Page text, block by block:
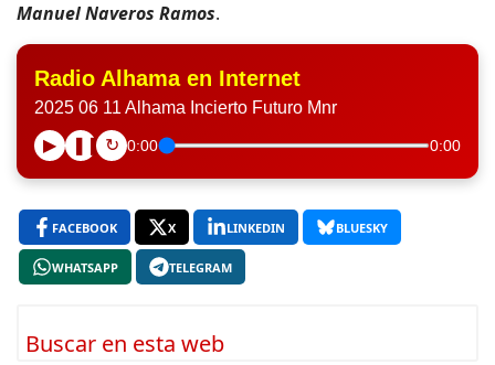
Manuel Naveros Ramos.
Radio Alhama en Internet
2025 06 11 Alhama Incierto Futuro Mnr
▶
❚❚ ↻ 0:00 0:00
FACEBOOK X LINKEDIN BLUESKY
WHATSAPP TELEGRAM
Buscar en esta web